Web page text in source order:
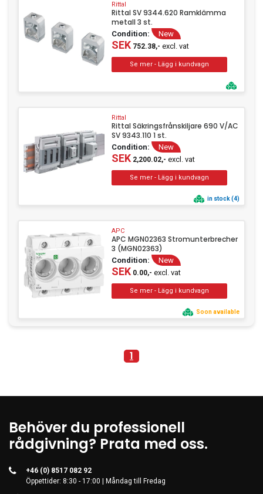
Rittal
Rittal SV 9344.620 Ramklämma
metall 3 st.
Condition: New
SEK752.38,- excl. vat
Rittal
Rittal Säkringsfrånskiljare 690 V/AC
SV 9343.110 1 st.
Condition: New
SEK2,200.02,- excl. vat
in stock (4)
APC
APC MGN02363 Stromunterbrecher
3 (MGN02363)
Condition: New
SEK0.00,- excl. vat
Soon available
1
Behöver du professionell
rådgivning? Prata med oss.
+46 (0) 8517 082 92
Öppettider: 8:30 - 17:00 | Måndag till Fredag